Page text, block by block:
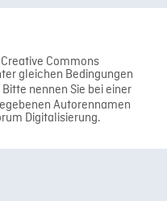
Commons
gleichen Bedingungen
Bitte nennen Sie bei einer
Autorennamen
Digitalisierung.